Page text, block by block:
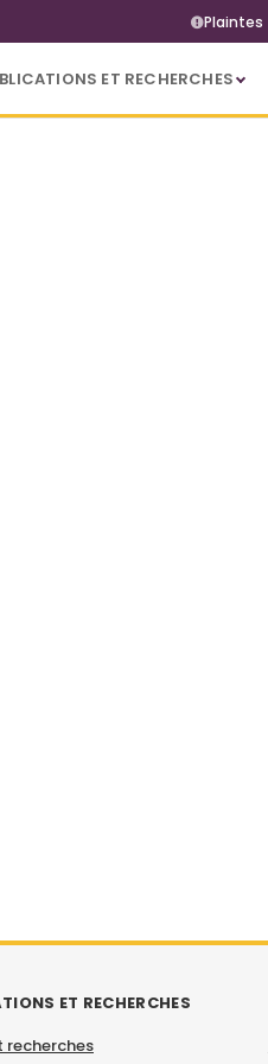
Plaintes
ET RECHERCHES
ET RECHERCHES
recherches